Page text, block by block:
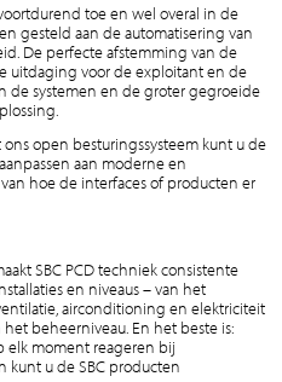
toe en wel overal in de
gesteld aan de automatisering van
De perfecte afstemming van de
uitdaging voor de exploitant en de
de systemen en de groter gegroeide
ons open besturingssysteem kunt u de
aan moderne en
hoe de interfaces of producten er
SBC PCD techniek consistente
en niveaus – van het
airconditioning en elektriciteit
beheerniveau. En het beste is:
elk moment reageren bij
u de SBC producten